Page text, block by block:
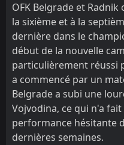
OFK Belgrade et
la sixième et à la
dernière dans le
début de la nouvelle
particulièrement réussi
a commencé par un
Belgrade a subi une
Vojvodina, ce qui n'a
performance hésitante
dernières semaines.